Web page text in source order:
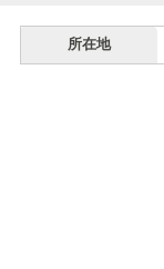
所在地